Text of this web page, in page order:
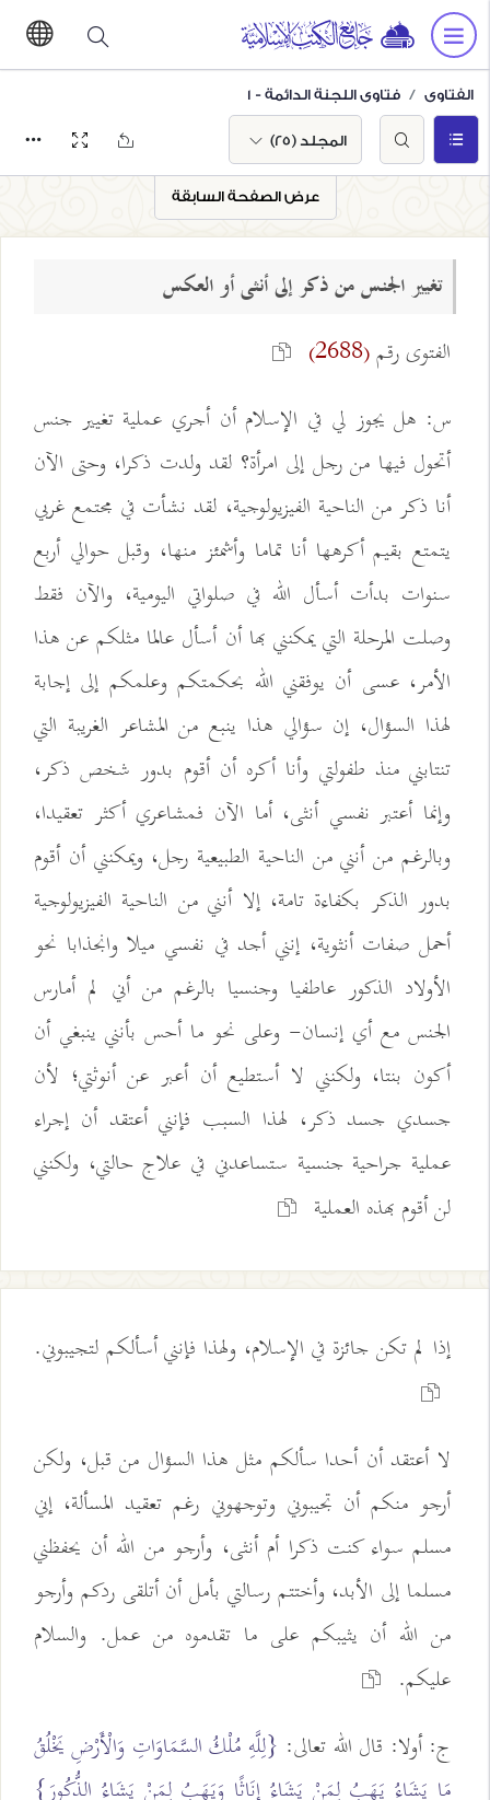
الفتاوى فتاوى اللجنة الدائمة - 1
المجلد (25)
عرض الصفحة السابقة
تغيير الجنس من ذكر إلى أنثى أو العكس
الفتوى رقم(2688)
س: هل يجوز لي في الإسلام أن أجري عملية تغيير جنس
أتحول فيها من رجل إلى امرأة؟ لقد ولدت ذكرا، وحتى الآن
أنا ذكر من الناحية الفيزيولوجية، لقد نشأت في مجتمع غربي
يتمتع بقيم أكرهها أنا تماما وأشمئز منها، وقبل حوالي أربع
سنوات بدأت أسأل الله في صلواتي اليومية، والآن فقط
وصلت المرحلة التي يمكنني بها أن أسأل عالما مثلكم عن هذا
الأمر، عسى أن يوفقني الله بحكمتكم وعلمكم إلى إجابة
لهذا السؤال، إن سؤالي هذا ينبع من المشاعر الغريبة التي
تنتابني منذ طفولتي وأنا أكره أن أقوم بدور شخص ذكر،
وإنما أعتبر نفسي أنثى، أما الآن فمشاعري أكثر تعقيدا،
وبالرغم من أنني من الناحية الطبيعية رجل، ويمكنني أن أقوم
بدور الذكر بكفاءة تامة، إلا أنني من الناحية الفيزيولوجية
أحمل صفات أنثوية، إنني أجد في نفسي ميلا وانجذابا نحو
الأولاد الذكور عاطفيا وجنسيا بالرغم من أني لم أمارس
الجنس مع أي إنسان- وعلى نحو ما أحس بأنني ينبغي أن
أكون بنتا، ولكنني لا أستطيع أن أعبر عن أنوثتي؛ لأن
جسدي جسد ذكر، لهذا السبب فإنني أعتقد أن إجراء
عملية جراحية جنسية ستساعدني في علاج حالتي، ولكنني
لن أقوم بهذه العملية
إذا لم تكن جائزة في الإسلام، ولهذا فإنني أسألكم لتجيبوني.
لا أعتقد أن أحدا سألكم مثل هذا السؤال من قبل، ولكن
أرجو منكم أن تجيبوني وتوجهوني رغم تعقيد المسألة، إني
مسلم سواء كنت ذكرا أم أنثى، وأرجو من الله أن يحفظني
مسلما إلى الأبد، وأختتم رسالتي بأمل أن أتلقى ردكم وأرجو
من الله أن يثيبكم على ما تقدموه من عمل. والسلام
عليكم.
ج: أولا: قال الله تعالى: {لِلَّهِ مُلْكُ السَّمَاوَاتِ وَالْأَرْضِ يَخْلُقُ
مَا يَشَاءُ يَهَبُ لِمَنْ يَشَاءُ إِنَاثًا وَيَهَبُ لِمَنْ يَشَاءُ الذُّكُورَ}